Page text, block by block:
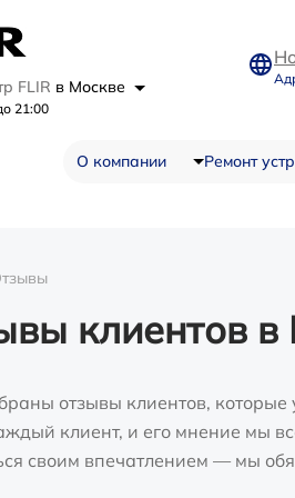
FLIR в Москве
21:00
О компании Ремонт
клиентов в
отзывы клиентов,
клиент, и его мнение мы
своим впечатлением — мы